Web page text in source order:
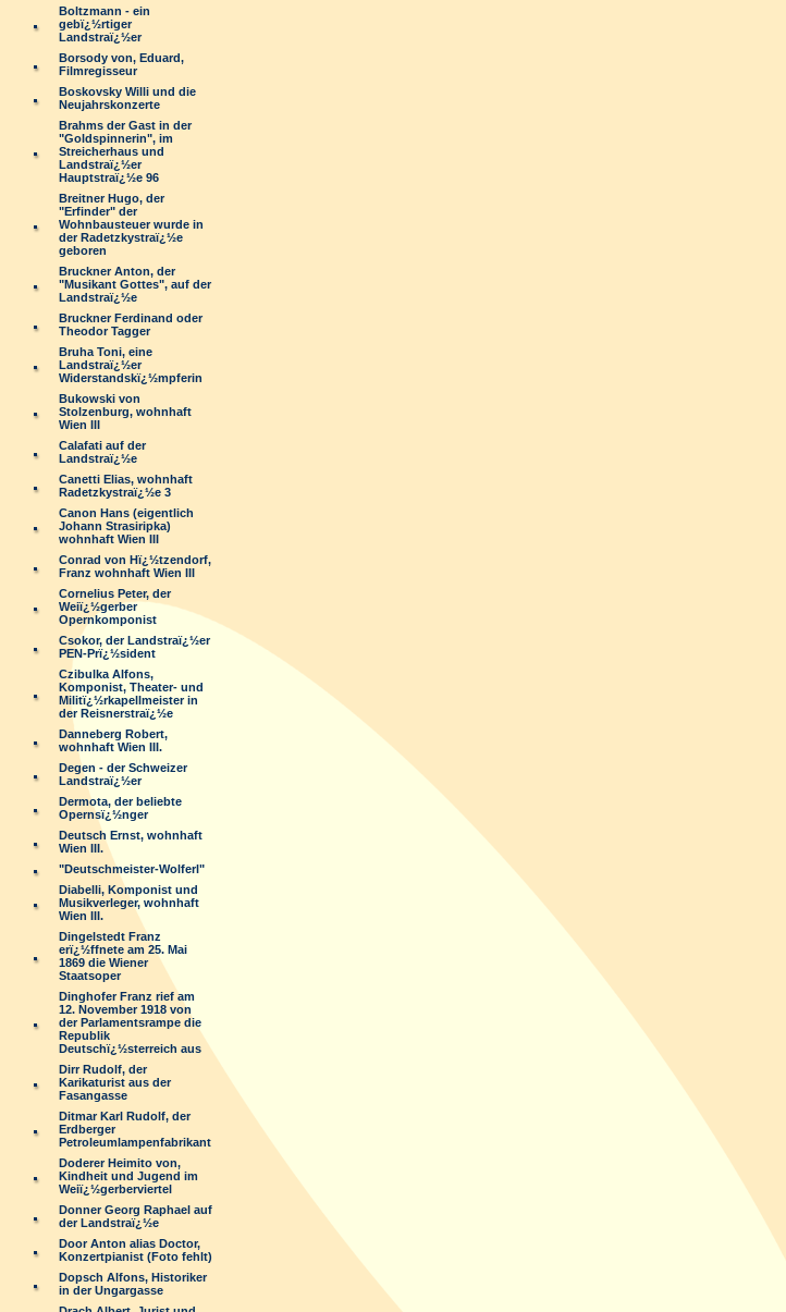
Boltzmann - ein
gebï¿½rtiger
Landstraï¿½er
Borsody von, Eduard,
Filmregisseur
Boskovsky Willi und die
Neujahrskonzerte
Brahms der Gast in der
"Goldspinnerin", im
Streicherhaus und
Landstraï¿½er
Hauptstraï¿½e 96
Breitner Hugo, der
"Erfinder" der
Wohnbausteuer wurde in
der Radetzkystraï¿½e
geboren
Bruckner Anton, der
"Musikant Gottes", auf der
Landstraï¿½e
Bruckner Ferdinand oder
Theodor Tagger
Bruha Toni, eine
Landstraï¿½er
Widerstandskï¿½mpferin
Bukowski von
Stolzenburg, wohnhaft
Wien III
Calafati auf der
Landstraï¿½e
Canetti Elias, wohnhaft
Radetzkystraï¿½e 3
Canon Hans (eigentlich
Johann Strasiripka)
wohnhaft Wien III
Conrad von Hï¿½tzendorf,
Franz wohnhaft Wien III
Cornelius Peter, der
Weiï¿½gerber
Opernkomponist
Csokor, der Landstraï¿½er
PEN-Prï¿½sident
Czibulka Alfons,
Komponist, Theater- und
Militï¿½rkapellmeister in
der Reisnerstraï¿½e
Danneberg Robert,
wohnhaft Wien III.
Degen - der Schweizer
Landstraï¿½er
Dermota, der beliebte
Opernsï¿½nger
Deutsch Ernst, wohnhaft
Wien III.
"Deutschmeister-Wolferl"
Diabelli, Komponist und
Musikverleger, wohnhaft
Wien III.
Dingelstedt Franz
erï¿½ffnete am 25. Mai
1869 die Wiener
Staatsoper
Dinghofer Franz rief am
12. November 1918 von
der Parlamentsrampe die
Republik
Deutschï¿½sterreich aus
Dirr Rudolf, der
Karikaturist aus der
Fasangasse
Ditmar Karl Rudolf, der
Erdberger
Petroleumlampenfabrikant
Doderer Heimito von,
Kindheit und Jugend im
Weiï¿½gerberviertel
Donner Georg Raphael auf
der Landstraï¿½e
Door Anton alias Doctor,
Konzertpianist (Foto fehlt)
Dopsch Alfons, Historiker
in der Ungargasse